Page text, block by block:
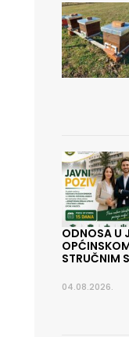
ODNOSA U
STRUČNIM
04.08.2026.